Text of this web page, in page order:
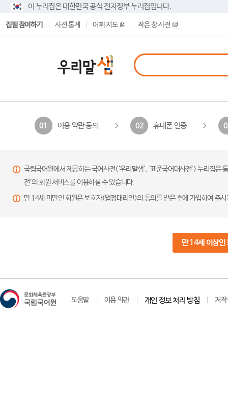
이 누리집은 대한민국 공식 전자정부 누리집입니다.
집필 참여하기 사전 통계 어휘 지도 작은 창 사전
01 이용 약관 동의 02 휴대폰 인증
국립국어원에서 제공하는 국어사전(‘우리말샘’, ‘표준국어대사전’) 누리집
전’의 회원 서비스를 이용하실 수 있습니다.
만 14세 미만인 회원은 보호자(법정대리인)의 동의를 받은 후에 가입하여 주
만 14세 이상인
도움말 이용 약관 개인 정보 처리 방침 저